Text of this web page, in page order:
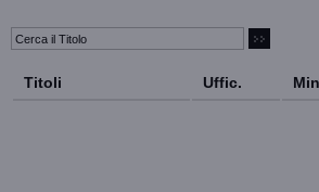
Titoli Uffic. Min